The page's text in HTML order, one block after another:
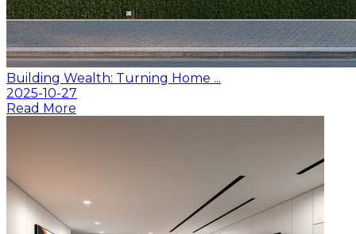
Building Wealth: Turning Home ...
2025-10-27
Read More